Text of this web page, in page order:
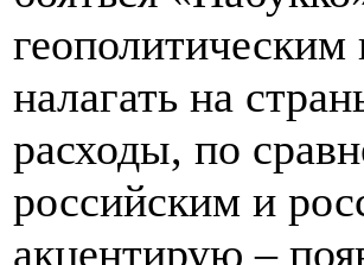
геополитическим
налагать на
расходы, по
российским и
акцентирую –